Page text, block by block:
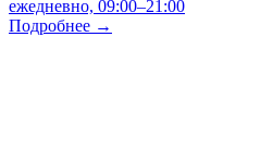
ежедневно, 09:00–21:00
Подробнее →